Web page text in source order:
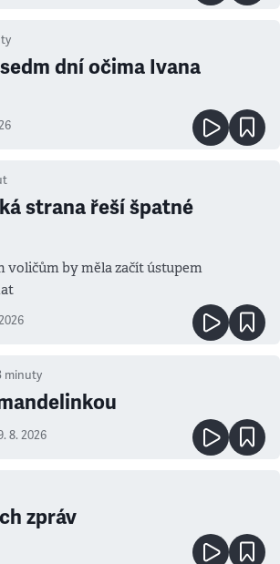
dní očima Ivana
strana řeší špatné
voličům by měla začít ústupem
minuty
8. 2026
zpráv